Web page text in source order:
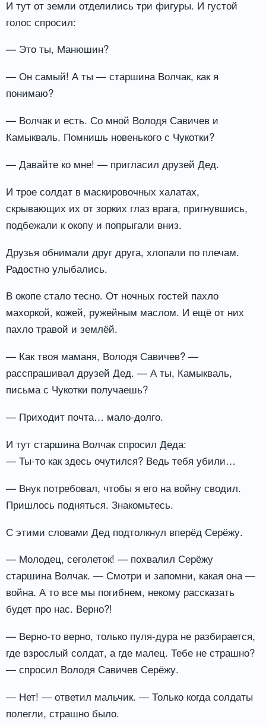
И тут от земли отделились три фигуры. И густой
голос спросил:
— Это ты, Манюшин?
— Он самый! А ты — старшина Волчак, как я
понимаю?
— Волчак и есть. Со мной Володя Савичев и
Камыкваль. Помнишь новенького с Чукотки?
— Давайте ко мне! — пригласил друзей Дед.
И трое солдат в маскировочных халатах,
скрывающих их от зорких глаз врага, пригнувшись,
подбежали к окопу и попрыгали вниз.
Друзья обнимали друг друга, хлопали по плечам.
Радостно улыбались.
В окопе стало тесно. От ночных гостей пахло
махоркой, кожей, ружейным маслом. И ещё от них
пахло травой и землёй.
— Как твоя маманя, Володя Савичев? —
расспрашивал друзей Дед. — А ты, Камыкваль,
письма с Чукотки получаешь?
— Приходит почта… мало-долго.
И тут старшина Волчак спросил Деда:
— Ты-то как здесь очутился? Ведь тебя убили…
— Внук потребовал, чтобы я его на войну сводил.
Пришлось подняться. Знакомьтесь.
С этими словами Дед подтолкнул вперёд Серёжу.
— Молодец, сеголеток! — похвалил Серёжу
старшина Волчак. — Смотри и запомни, какая она —
война. А то все мы погибнем, некому рассказать
будет про нас. Верно?!
— Верно-то верно, только пуля-дура не разбирается,
где взрослый солдат, а где малец. Тебе не страшно?
— спросил Володя Савичев Серёжу.
— Нет! — ответил мальчик. — Только когда солдаты
полегли, страшно было.